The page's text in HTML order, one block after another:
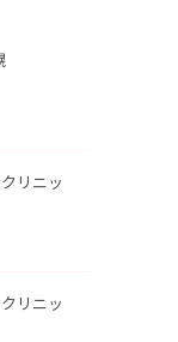
リニッ
リニッ